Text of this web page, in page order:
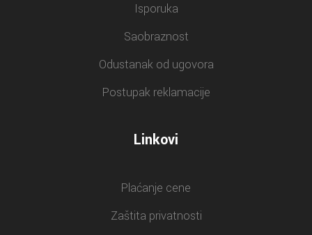
Isporuka
Saobraznost
Odustanak od ugovora
Postupak reklamacije
Linkovi
Plaćanje cene
Zaštita privatnosti